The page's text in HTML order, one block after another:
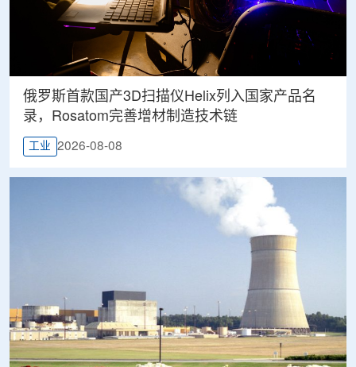
俄罗斯首款国产3D扫描仪Helix列入国家产品名
录，Rosatom完善增材制造技术链
工业 2026-08-08